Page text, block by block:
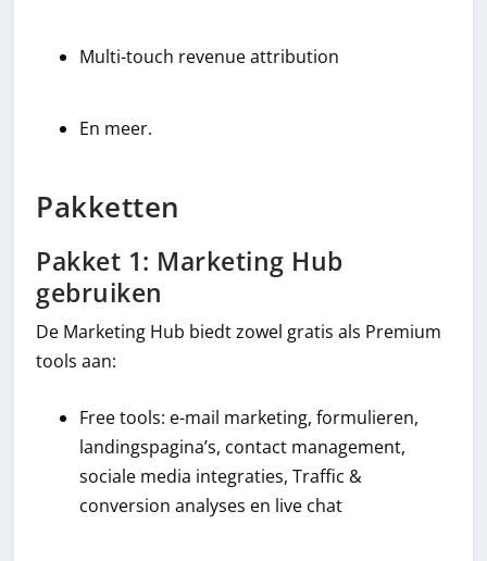
Multi-touch revenue attribution
En meer.
Pakketten
Pakket 1: Marketing Hub
gebruiken
De Marketing Hub biedt zowel gratis als Premium
tools aan:
Free tools: e-mail marketing, formulieren,
landingspagina’s, contact management,
sociale media integraties, Traffic &
conversion analyses en live chat